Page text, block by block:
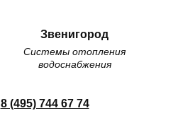
Звенигород
Системы отопления
водоснабжения
8 (495) 744 67 74